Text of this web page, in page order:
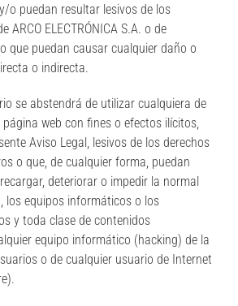
o puedan resultar lesivos de los
ARCO ELECTRÓNICA S.A. o de
que puedan causar cualquier daño o
o indirecta.
se abstendrá de utilizar cualquiera de
web con fines o efectos ilícitos,
Aviso Legal, lesivos de los derechos
o que, de cualquier forma, puedan
deteriorar o impedir la normal
los equipos informáticos o los
y toda clase de contenidos
equipo informático (hacking) de la
o de cualquier usuario de Internet